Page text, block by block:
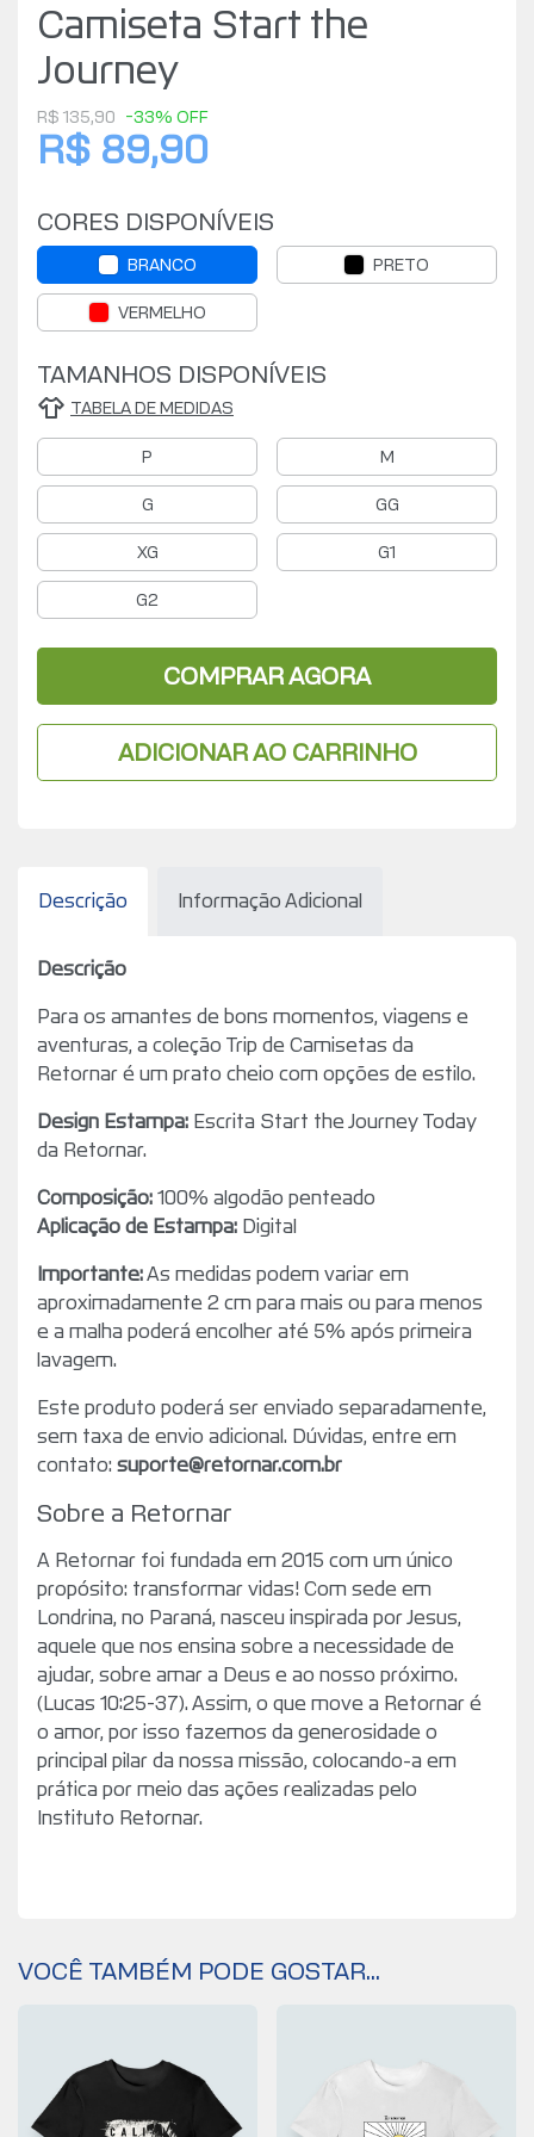
Camiseta Start the
Journey
R$ 135,90 -33% OFF
R$ 89,90
CORES DISPONÍVEIS
BRANCO PRETO
VERMELHO
TAMANHOS DISPONÍVEIS
TABELA DE MEDIDAS
P M
G GG
XG G1
G2
COMPRAR AGORA
ADICIONAR AO CARRINHO
Descrição Informação Adicional
Descrição
Para os amantes de bons momentos, viagens e
aventuras, a coleção Trip de Camisetas da
Retornar é um prato cheio com opções de estilo.
Design Estampa: Escrita Start the Journey Today
da Retornar.
Composição:100% algodão penteado
Aplicação de Estampa: Digital
Importante:As medidas podem variar em
aproximadamente 2 cm para mais ou para menos
e a malha poderá encolher até 5% após primeira
lavagem.
Este produto poderá ser enviado separadamente,
sem taxa de envio adicional. Dúvidas, entre em
contato: suporte@retornar.com.br
Sobre a Retornar
A Retornar foi fundada em 2015 com um único
propósito: transformar vidas! Com sede em
Londrina, no Paraná, nasceu inspirada por Jesus,
aquele que nos ensina sobre a necessidade de
ajudar, sobre amar a Deus e ao nosso próximo.
(Lucas 10:25-37). Assim, o que move a Retornar é
o amor, por isso fazemos da generosidade o
principal pilar da nossa missão, colocando-a em
prática por meio das ações realizadas pelo
Instituto Retornar.
VOCÊ TAMBÉM PODE GOSTAR...